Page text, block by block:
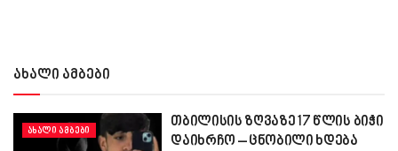
ახალი ამბები
ᲐᲮᲐᲚᲘ ᲐᲛᲑᲔᲑᲘ
თბილისის ზღვაზე 17 წლის ბიჭი
დაიხრჩო – ცნობილი ხდება